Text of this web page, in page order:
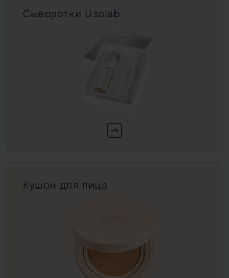
Сыворотки Usolab
Кушон для лица